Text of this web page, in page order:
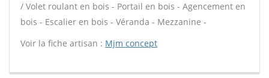
/ Volet roulant en bois - Portail en bois - Agencement en
bois - Escalier en bois - Véranda - Mezzanine -
Voir la fiche artisan : Mjm concept